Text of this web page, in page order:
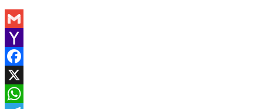
Gmail
Yahoo
Mail
Facebook
X